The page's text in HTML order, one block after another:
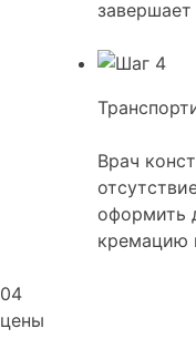
Врач
оформить
кремацию
04
цены